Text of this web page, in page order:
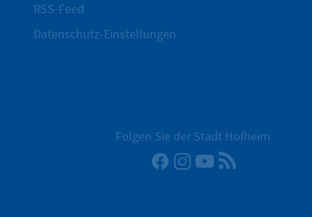
RSS-Feed
Datenschutz-Einstellungen
Folgen Sie der Stadt Hofheim
Facebook
Instagram
YouTube